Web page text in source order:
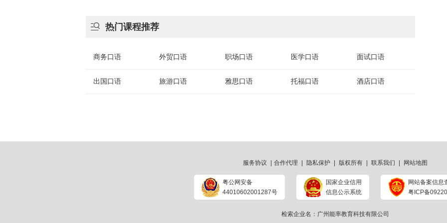
 热门课程推荐
商务口语 外贸口语 职场口语 医学口语 面试口语
出国口语 旅游口语 雅思口语 托福口语 酒店口语
服务协议 合作代理 隐私保护 版权所有 联系我们 网站地图
粤公网安备
44010602001287号
国家企业信用
信息公示系统
网站备案信息
粤ICP备
检索企业名：广州能率教育科技有限公司